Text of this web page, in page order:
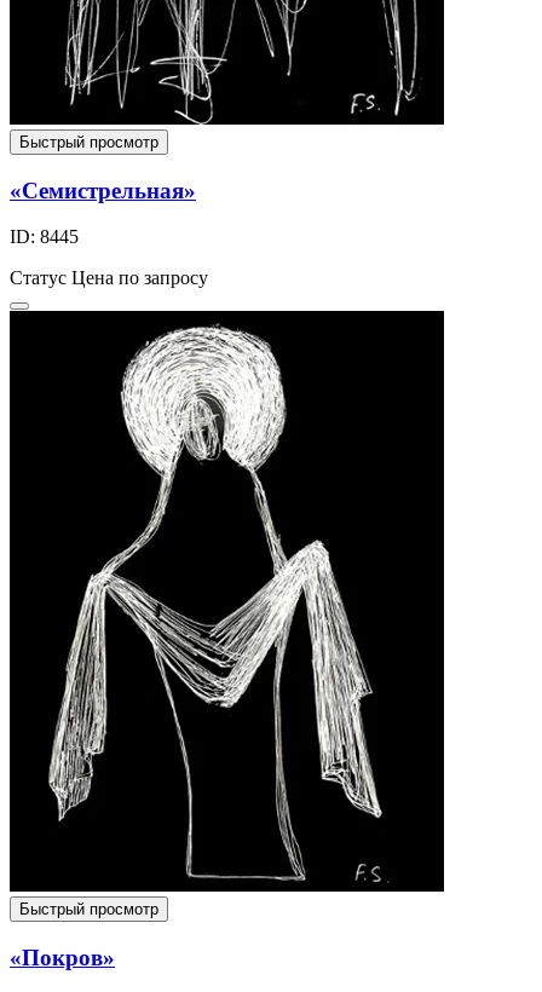
Быстрый просмотр
«Семистрельная»
ID: 8445
Статус Цена по запросу
Быстрый просмотр
«Покров»